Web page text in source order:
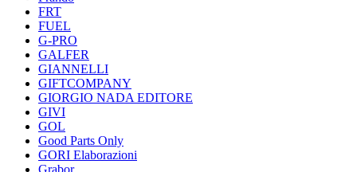
FRT
FUEL
G-PRO
GALFER
GIANNELLI
GIFTCOMPANY
GIORGIO NADA EDITORE
GIVI
GOL
Good Parts Only
GORI Elaborazioni
Grabor